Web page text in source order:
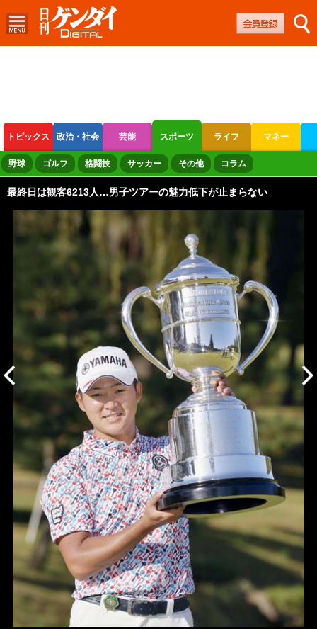
トピックス 政治・社会 芸能 スポーツ ライフ マネー
ボートレース 競輪 オートレース
野球 ゴルフ 格闘技 サッカー その他 コラム
最終日は観客6213人…男子ツアーの魅力低下が止まらない